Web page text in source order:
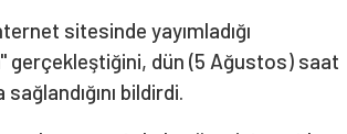
sitesinde yayımladığı
gerçekleştiğini, dün (5 Ağustos) saat
bildirdi.